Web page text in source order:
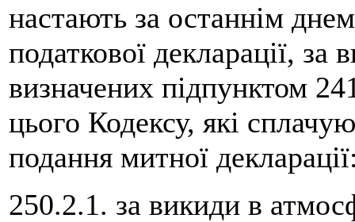
настають за останнім
податкової декларації, за
визначених підпунктом
цього Кодексу, які
подання митної
250.2.1. за викиди в